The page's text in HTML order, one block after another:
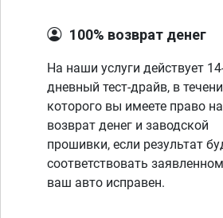
100% возврат денег
На наши услуги действует
дневный тест-драйв, в
которого вы имеете право на
возврат денег и заводской
прошивки, если результат
соответствовать
ваш авто исправен.